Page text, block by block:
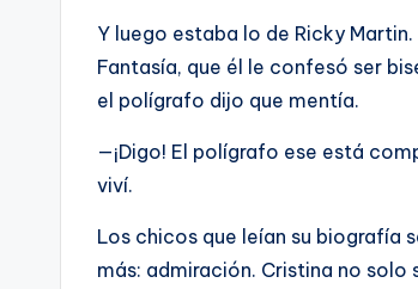
Y luego estaba lo de Ricky
Fantasía, que él le confesó ser
el polígrafo dijo que mentía.
—¡Digo! El polígrafo ese está
viví.
Los chicos que leían su biografía
más: admiración. Cristina no